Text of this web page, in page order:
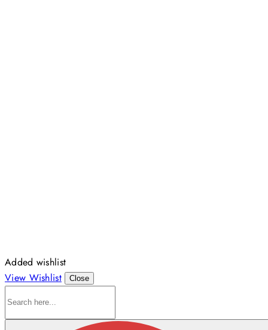
Added wishlist
View Wishlist
Close